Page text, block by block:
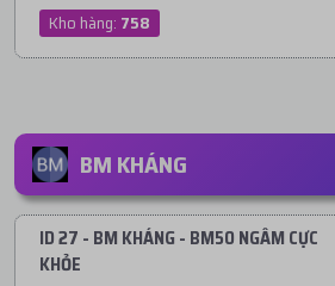
Kho hàng: 758
BM KHÁNG
ID 27 - BM KHÁNG - BM50 NGÂM CỰC
KHỎE